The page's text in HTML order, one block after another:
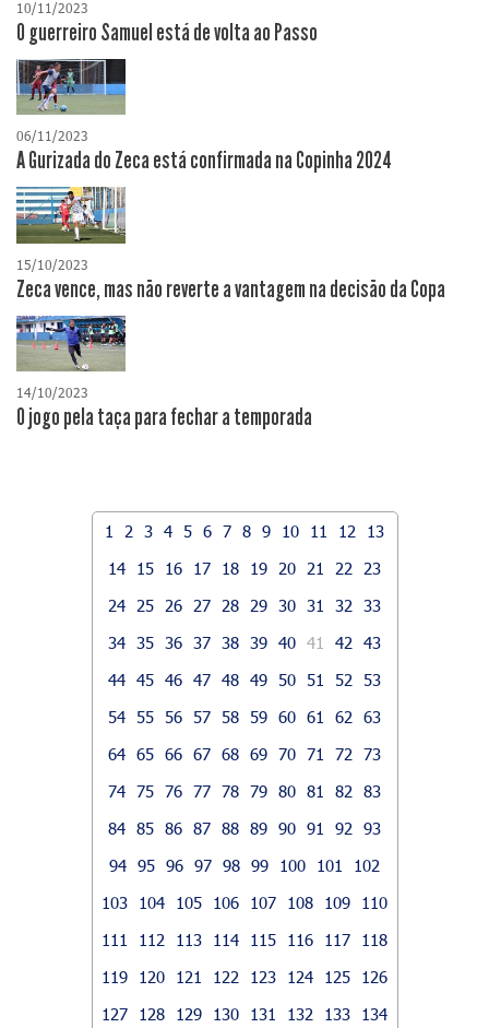
10/11/2023
O guerreiro Samuel está de volta ao Passo
06/11/2023
A Gurizada do Zeca está confirmada na Copinha 2024
15/10/2023
Zeca vence, mas não reverte a vantagem na decisão da Copa
14/10/2023
O jogo pela taça para fechar a temporada
1 2 3 4 5 6 7 8 9 10 11 12
13
14
15 16 17 18 19 20 21 22
23
24
25 26 27 28 29 30 31 32
33
34 35 36 37 38 39 40 41 42
43
44 45 46 47 48 49 50 51 52
53
54 55 56 57 58 59 60 61 62
63
64 65 66 67 68 69 70 71 72
73
74 75 76 77 78 79 80 81 82
83
84 85 86 87 88 89 90 91 92
93
94 95 96 97 98 99 100 101
102
103
104 105 106 107 108 109
110
111
112 113 114 115 116 117
118
119
120 121 122 123 124 125
126
127
128 129 130 131 132 133
134